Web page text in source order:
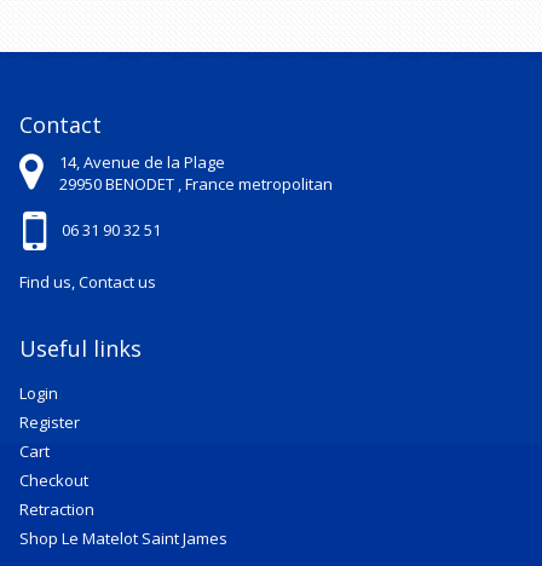
Contact
14, Avenue de la Plage
29950BENODET ,France metropolitan
06 31 90 32 51
Find us, Contact us
Useful links
Login
Register
Cart
Checkout
Retraction
Shop Le Matelot Saint James